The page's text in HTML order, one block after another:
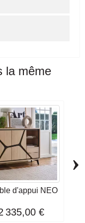
la même
d'appui NEO
335,00 €
›